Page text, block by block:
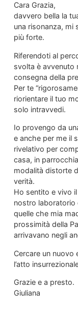
Cara Grazia,
davvero bella la
una risonanza, mi
più forte.
Riferendoti al
svolta è avvenuto
consegna della
Per te
riorientare il tuo
solo intravvedi.
Io provengo da
e anche per me il
rivelativo per
casa, in
modalità distorte
verità.
Ho sentito e vivo
nostro laboratorio
quelle che mia
prossimità della
arrivavano negli
Cercare un nuovo
l’atto
Grazie e a presto.
Giuliana